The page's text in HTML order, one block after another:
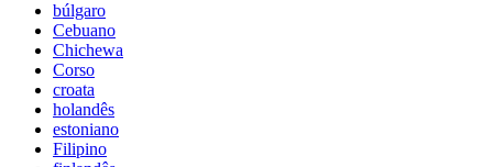
búlgaro
Cebuano
Chichewa
Corso
croata
holandês
estoniano
Filipino